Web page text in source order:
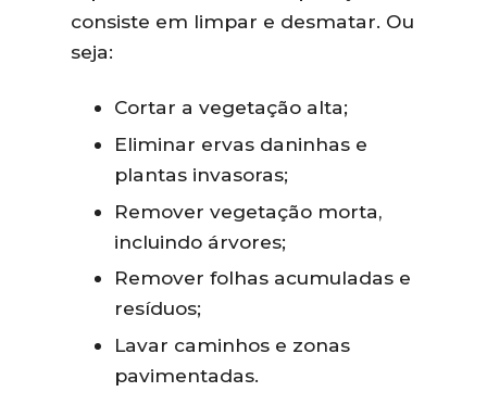
consiste em limpar e desmatar. Ou
seja:
Cortar a vegetação alta;
Eliminar ervas daninhas e
plantas invasoras;
Remover vegetação morta,
incluindo árvores;
Remover folhas acumuladas e
resíduos;
Lavar caminhos e zonas
pavimentadas.